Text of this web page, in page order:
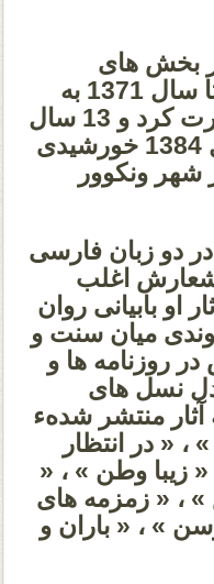
بخش های
تفتیش ، تألیف و ترجمه فعالیت داشت و تا سال 1371 به
تدریس ادامه داد. سپس به پاکستان مهاجرت کرد و 13 سال
در اسلام آباد به آموزش پرداخت . در سال 1384 خورشیدی
شهر ونکوور
تاکنون در دو زبان فارسی
اغلب
او بابیانی روان
میان سنت و
روزنامه ها و
نسل های
منتشر شدهء
« در انتظار
زیبا وطن » ، «
، « زمزمه های
» ، « باران و